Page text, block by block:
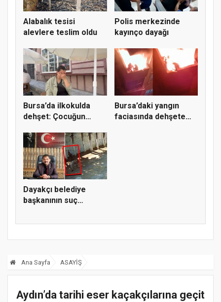
Alabalık tesisi
alevlere teslim oldu
Polis merkezinde
kayınço dayağı
Bursa’da ilkokulda
dehşet: Çocuğun
Bursa’daki yangın
faciasında dehşete
Dayakçı belediye
başkanının suç
Ana Sayfa ASAYİŞ
Aydın’da tarihi eser kaçakçılarına geçit